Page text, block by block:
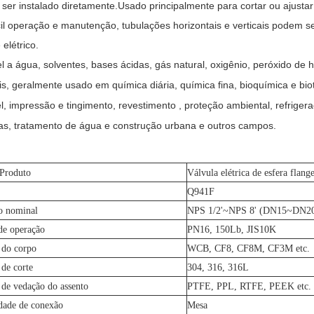
instalado diretamente.Usado principalmente para cortar ou
operação e manutenção, tubulações horizontais e verticais podem
a água, solventes, bases ácidas, gás natural, oxigênio, peróxido de
geralmente usado em química diária, química fina, bioquímica e
impressão e tingimento, revestimento , proteção ambiental,
tratamento de água e construção urbana e outros campos.
Válvula elétrica de esfera
Q941F
nominal
NPS 1/2'~NPS 8'
operação
PN16, 150Lb, JIS10K
corpo
WCB, CF8, CF8M, CF3M etc.
corte
304, 316, 316L
vedação do assento
PTFE, PPL, RTFE, PEEK etc.
de conexão
Mesa